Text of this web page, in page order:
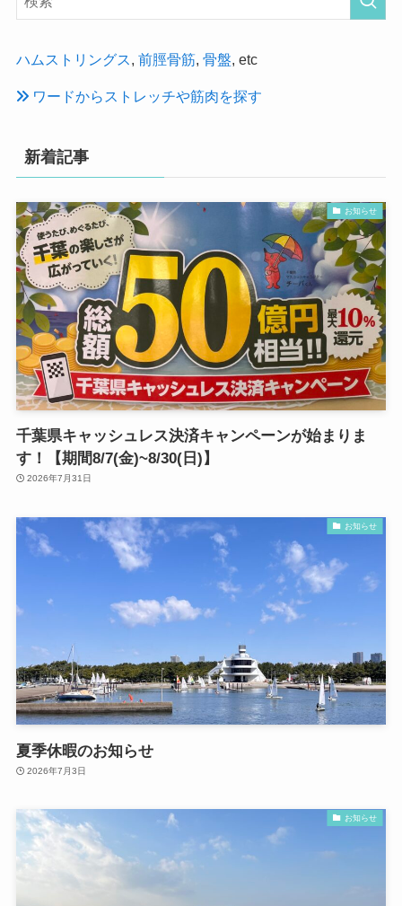
ハムストリングス, 前脛骨筋, 骨盤, etc
ワードからストレッチや筋肉を探す
新着記事
お知らせ
千葉県キャッシュレス決済キャンペーンが始まりま
す！【期間8/7(金)~8/30(日)】
2026年7月31日
お知らせ
夏季休暇のお知らせ
2026年7月3日
お知らせ